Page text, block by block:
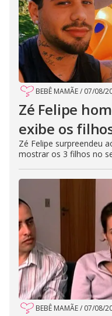
BEBÊ MAMÃE/ 07/08/
Zé Felipe
exibe os
Zé Felipe surpreendeu
mostrar os 3 filhos no
BEBÊ MAMÃE/ 07/08/